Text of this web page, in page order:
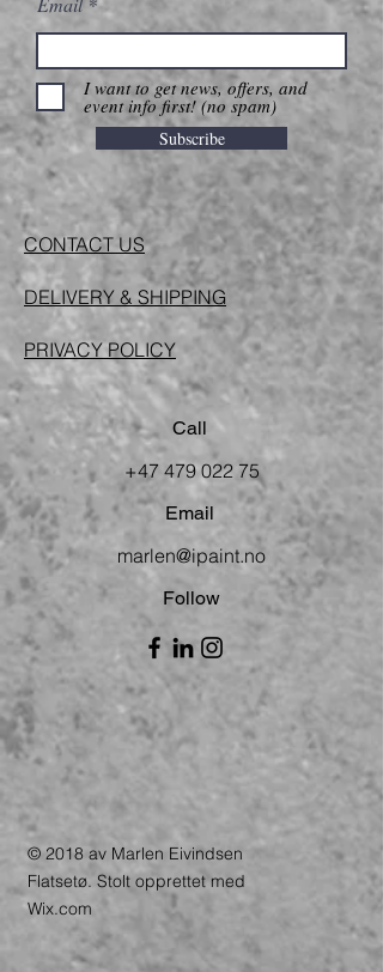
I want to get news, offers, and
event info first! (no spam)
Subscribe
CONTACT US
DELIVERY & SHIPPING
PRIVACY POLICY
Call
+47 479 022 75
Email
marlen@ipaint.no
Follow
© 2018 av Marlen Eivindsen
Flatsetø. Stolt opprettet med
Wix.com